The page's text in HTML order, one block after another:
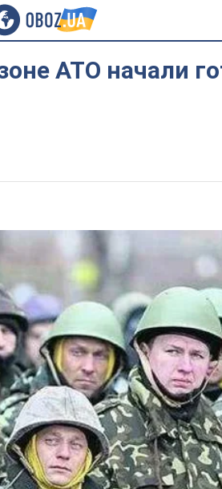
АТО начали